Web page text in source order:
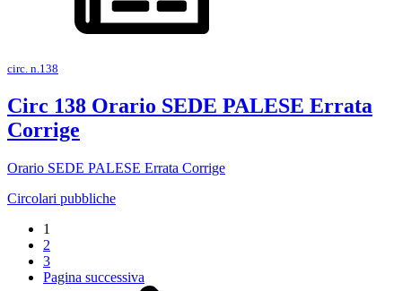
circ. n.138
Circ 138 Orario SEDE PALESE Errata
Corrige
Orario SEDE PALESE Errata Corrige
Circolari pubbliche
1
2
3
Pagina successiva